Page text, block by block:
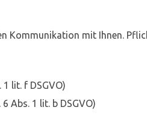
Kommunikation mit Ihnen.
lit. f DSGVO)
Abs. 1 lit. b DSGVO)